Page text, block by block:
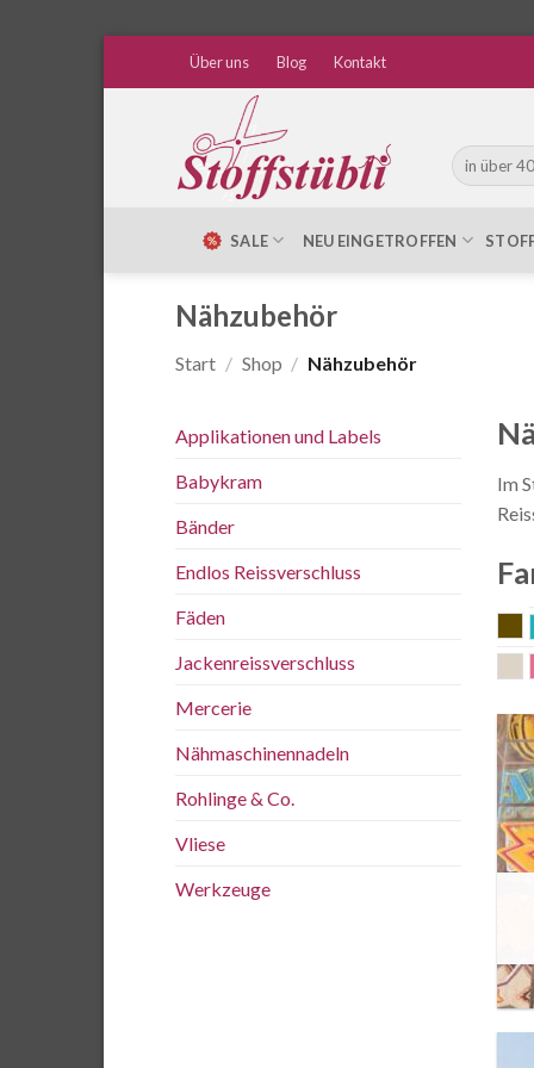
Über uns Blog Kontakt
Suche
nach:
SALE NEU EINGETROFFEN
Nähzubehör
Start / Shop / Nähzubehör
Applikationen und Labels
Babykram
Bänder
Endlos Reissverschluss
Fäden
Jackenreissverschluss
Mercerie
Nähmaschinennadeln
Rohlinge & Co.
Vliese
Werkzeuge
Im